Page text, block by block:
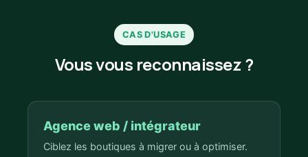
CAS D'USAGE
Vous vous reconnaissez ?
Agence web / intégrateur
Ciblez les boutiques à migrer ou à optimiser.